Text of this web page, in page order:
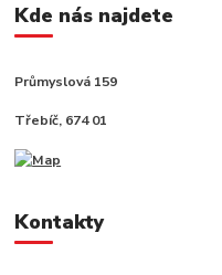
Kde nás najdete
Průmyslová 159
Třebíč, 674 01
Kontakty